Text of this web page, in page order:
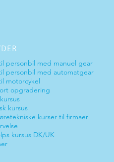
personbil med manuel gear
personbil med automatgear
motorcykel
opgradering
kursus
kurser til firmaer
kursus DK/UK